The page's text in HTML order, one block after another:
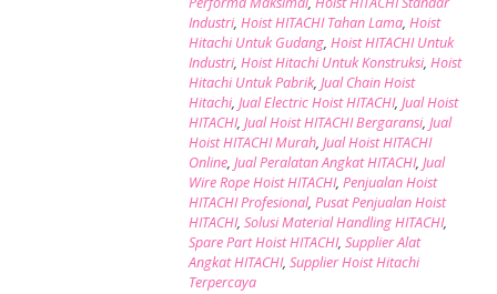
Industri, Hoist HITACHI Tahan Lama, Hoist
Hitachi Untuk Gudang, Hoist HITACHI Untuk
Industri, Hoist Hitachi Untuk Konstruksi, Hoist
Hitachi Untuk Pabrik, Jual Chain Hoist
Hitachi, Jual Electric Hoist HITACHI, Jual Hoist
HITACHI, Jual Hoist HITACHI Bergaransi, Jual
Hoist HITACHI Murah, Jual Hoist HITACHI
Online, Jual Peralatan Angkat HITACHI, Jual
Wire Rope Hoist HITACHI, Penjualan Hoist
HITACHI Profesional, Pusat Penjualan Hoist
HITACHI, Solusi Material Handling HITACHI,
Spare Part Hoist HITACHI, Supplier Alat
Angkat HITACHI, Supplier Hoist Hitachi
Terpercaya